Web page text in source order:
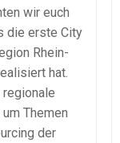
wir euch
die erste City
Rhein-
hat.
Themen
der